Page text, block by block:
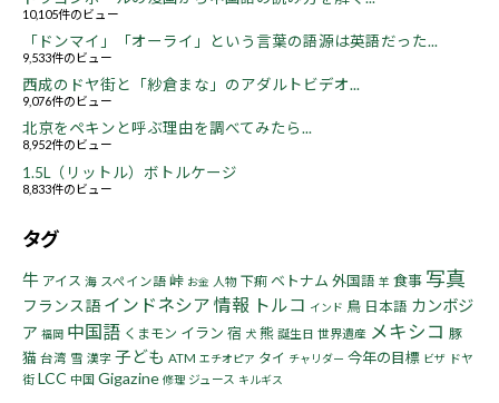
10,105件のビュー
「ドンマイ」「オーライ」という言葉の語源は英語だった...
9,533件のビュー
西成のドヤ街と「紗倉まな」のアダルトビデオ...
9,076件のビュー
北京をペキンと呼ぶ理由を調べてみたら...
8,952件のビュー
1.5L（リットル）ボトルケージ
8,833件のビュー
タグ
牛 アイス 海 スペイン語 峠 お金 人物 下痢 ベトナム 外国語 羊 食事 写真
フランス語 インドネシア 情報 トルコ インド 鳥 日本語 カンボジ
ア 福岡 中国語 くまモン イラン 宿 犬 熊 誕生日 世界遺産 メキシコ 豚
猫 台湾 雪 漢字 子ども ATM エチオピア タイ チャリダー 今年の目標 ビザ ドヤ
街 LCC 中国 Gigazine 修理 ジュース キルギス